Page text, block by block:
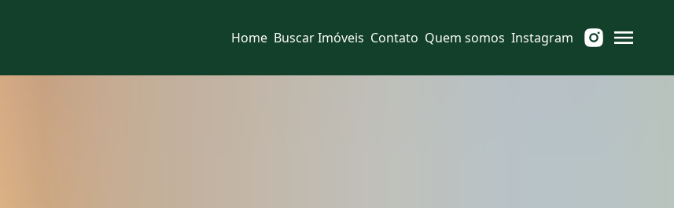
Home Buscar Imóveis Contato Quem somos Instagram